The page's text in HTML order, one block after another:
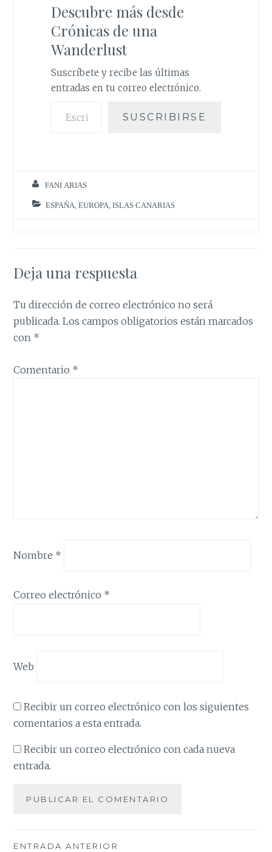
o
o
k
e
r
A
p
p
r
e
s
t
Descubre más desde
Crónicas de una
Wanderlust
Suscríbete y recibe las últimas
entradas en tu correo electrónico.
SUSCRIBIRSE
FANI ARIAS
ESPAÑA ,EUROPA ,ISLAS CANARIAS
Deja una respuesta
Tu dirección de correo electrónico no será
publicada. Los campos obligatorios están marcados
con *
Comentario *
Nombre *
Correo electrónico *
Web
Recibir un correo electrónico con los siguientes
comentarios a esta entrada.
Recibir un correo electrónico con cada nueva
entrada.
ENTRADA ANTERIOR